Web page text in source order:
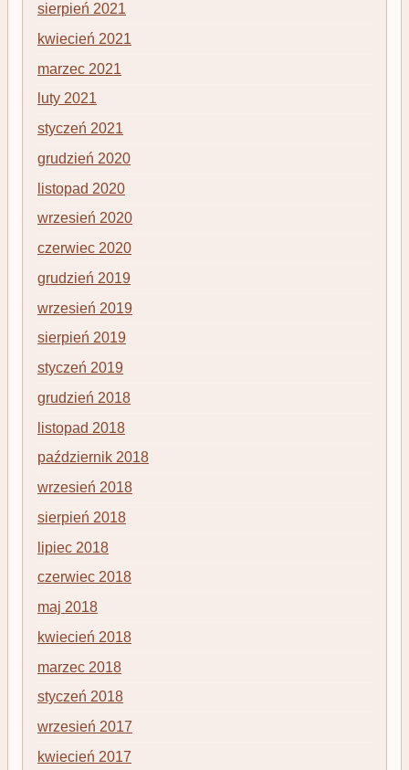
sierpień 2021
kwiecień 2021
marzec 2021
luty 2021
styczeń 2021
grudzień 2020
listopad 2020
wrzesień 2020
czerwiec 2020
grudzień 2019
wrzesień 2019
sierpień 2019
styczeń 2019
grudzień 2018
listopad 2018
październik 2018
wrzesień 2018
sierpień 2018
lipiec 2018
czerwiec 2018
maj 2018
kwiecień 2018
marzec 2018
styczeń 2018
wrzesień 2017
kwiecień 2017